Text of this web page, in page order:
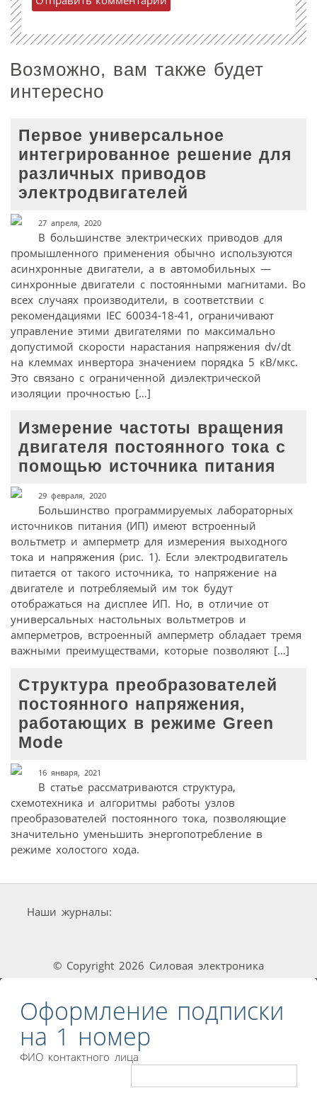
Возможно, вам также будет
интересно
Первое универсальное
интегрированное решение для
различных приводов
электродвигателей
27 апреля, 2020
В большинстве электрических приводов для
промышленного применения обычно используются
асинхронные двигатели, а в автомобильных —
синхронные двигатели с постоянными магнитами. Во
всех случаях производители, в соответствии с
рекомендациями IEC 60034-18-41, ограничивают
управление этими двигателями по максимально
допустимой скорости нарастания напряжения dv/dt
на клеммах инвертора значением порядка 5 кВ/мкс.
Это связано с ограниченной диэлектрической
изоляции прочностью […]
Измерение частоты вращения
двигателя постоянного тока с
помощью источника питания
29 февраля, 2020
Большинство программируемых лабораторных
источников питания (ИП) имеют встроенный
вольтметр и амперметр для измерения выходного
тока и напряжения (рис. 1). Если электродвигатель
питается от такого источника, то напряжение на
двигателе и потребляемый им ток будут
отображаться на дисплее ИП. Но, в отличие от
универсальных настольных вольтметров и
амперметров, встроенный амперметр обладает тремя
важными преимуществами, которые позволяют […]
Структура преобразователей
постоянного напряжения,
работающих в режиме Green
Mode
16 января, 2021
В статье рассматриваются структура,
схемотехника и алгоритмы работы узлов
преобразователей постоянного тока, позволяющие
значительно уменьшить энергопотребление в
режиме холостого хода.
Наши журналы:
© Copyright 2026 Силовая электроника
Оформление подписки
на 1 номер
ФИО контактного лица